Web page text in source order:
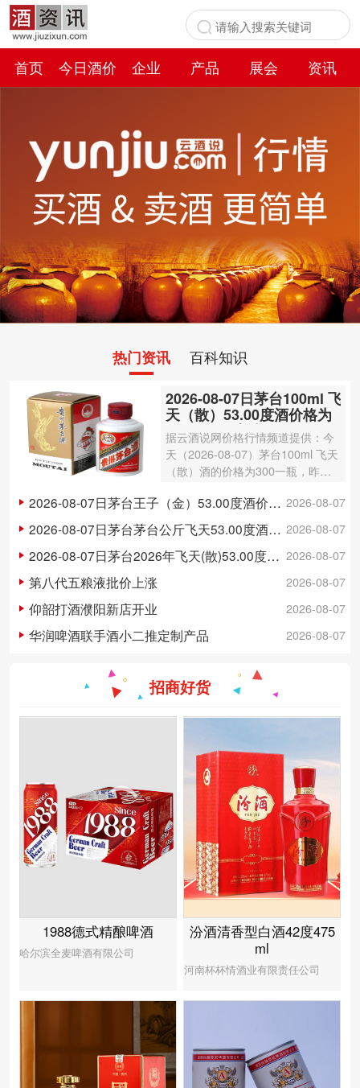
首页 今日酒价 企业 产品 展会
资讯
热门资讯 百科知识
2026-08-07日茅台100ml 飞
天（散）53.00度酒价格为
300一瓶，上涨 3元
据云酒说网价格行情频道提供：今
天（2026-08-07）茅台100ml 飞天
（散）酒的价格为300一瓶，昨日
00ml 飞天（散）酒容量为100ml，
酒精度数为53.00度。茅台酒除了年
份因素之外…
2026-08-07
2026-08-07日茅台王子（金）53.00度酒价格为148一瓶，下跌 5元
2026-08-07
2026-08-07日茅台茅台公斤飞天53.00度酒价格为3,250一瓶，下跌 20元
2026-08-07
2026-08-07日茅台2026年飞天(散)53.00度酒价格为1,700一瓶，上涨 5元
2026-08-07
第八代五粮液批价上涨
2026-08-07
仰韶打酒濮阳新店开业
2026-08-07
华润啤酒联手酒小二推定制产品
招商好货
1988德式精酿啤酒
哈尔滨全麦啤酒有限公司
汾酒清香型白酒42度475
ml
河南杯杯情酒业有限责任公司